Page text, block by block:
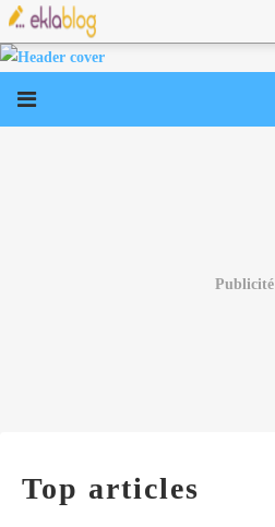
Publicité
Top articles